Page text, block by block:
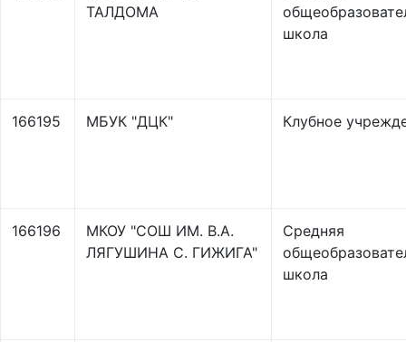
ТАЛДОМА
школа
166195 МБУК "ДЦК" Клубное
166196
МКОУ "СОШ ИМ. В.А.
ЛЯГУШИНА С. ГИЖИГА"
Средняя
школа